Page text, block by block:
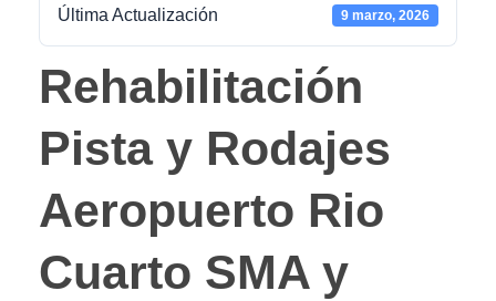
Última Actualización 9 marzo, 2026
Rehabilitación
Pista y Rodajes
Aeropuerto Rio
Cuarto SMA y